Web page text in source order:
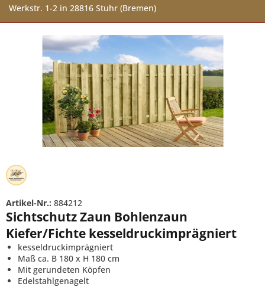
Werkstr. 1-2 in 28816 Stuhr (Bremen)
Artikel-Nr.: 884212
Sichtschutz Zaun Bohlenzaun
Kiefer/Fichte kesseldruckimprägniert
kesseldruckimprägniert
Maß ca. B 180 x H 180 cm
Mit gerundeten Köpfen
Edelstahlgenagelt